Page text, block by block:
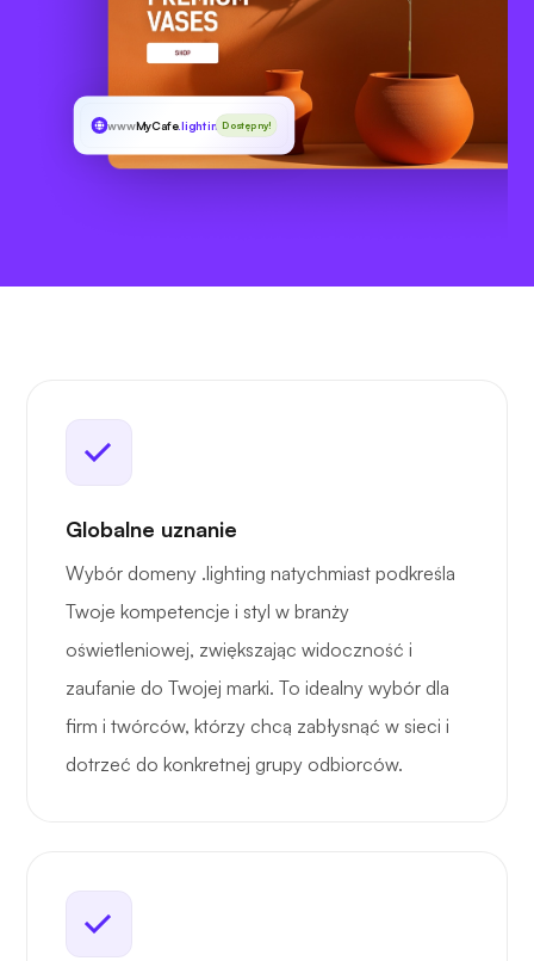
wwwMyCafe.lightingDostępny!
Globalne uznanie
Wybór domeny .lighting natychmiast podkreśla
Twoje kompetencje i styl w branży
oświetleniowej, zwiększając widoczność i
zaufanie do Twojej marki. To idealny wybór dla
firm i twórców, którzy chcą zabłysnąć w sieci i
dotrzeć do konkretnej grupy odbiorców.